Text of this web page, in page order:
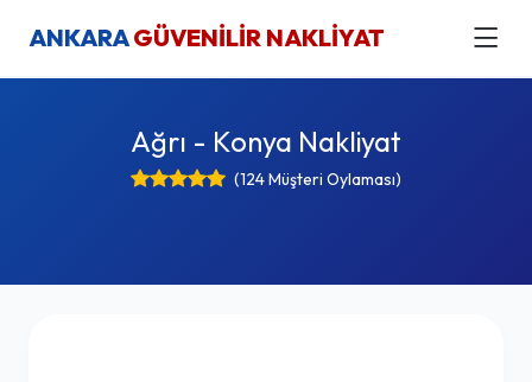
ANKARAGÜVENİLİR NAKLİYAT
Ağrı - Konya Nakliyat
(124 Müşteri Oylaması)